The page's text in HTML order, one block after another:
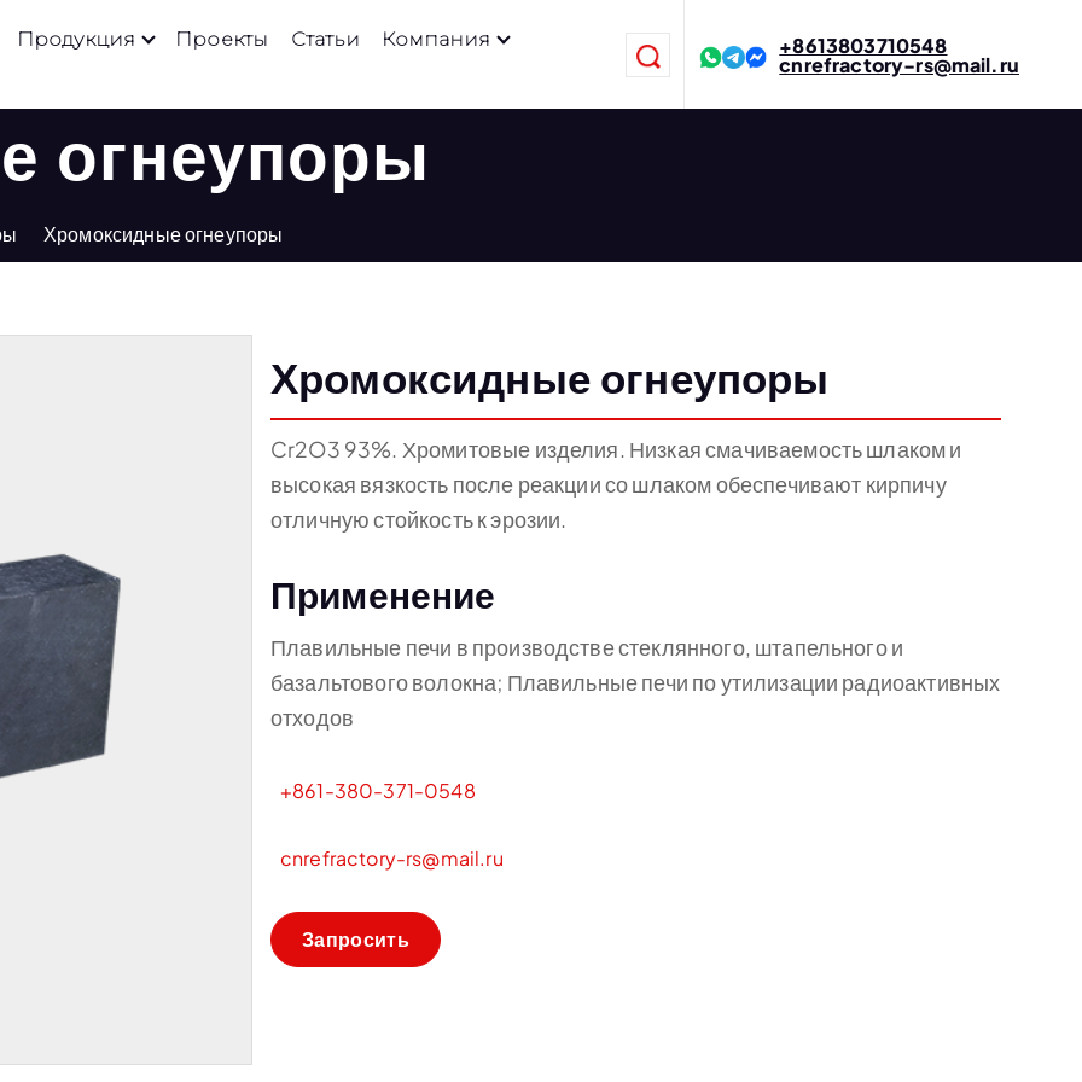
Продукция Проекты Статьи Компания +8613803710548
cnrefractory-rs@mail.ru
огнеупоры
Хромоксидные огнеупоры
Хромоксидные огнеупоры
Cr2O3 93%. Хромитовые изделия. Низкая смачиваемость шлаком и
высокая вязкость после реакции со шлаком обеспечивают кирпичу
отличную стойкость к эрозии.
Применение
Плавильные печи в производстве стеклянного, штапельного и
базальтового волокна; Плавильные печи по утилизации радиоактивных
отходов
+861-380-371-0548
cnrefractory-rs@mail.ru
Запросить